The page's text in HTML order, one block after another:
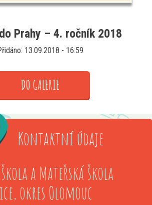
Prahy – 4. ročník 2018
13.09.2018 - 16:59
DO GALERIE
Kontaktní údaje
a Mateřská škola
okres Olomouc